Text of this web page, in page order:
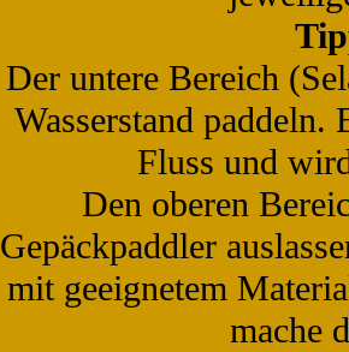
Der untere Bereich
Wasserstand paddeln.
Fluss und
Den oberen
Gepäckpaddler
mit geeignetem
mache